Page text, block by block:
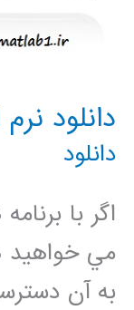
دانلود
دانلود
مي خواهيد
به آن